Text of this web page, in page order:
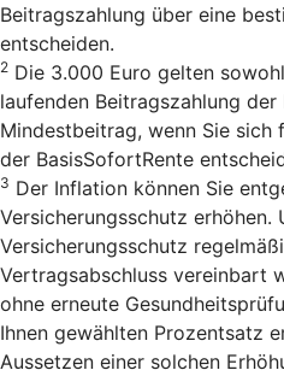
Beitragszahlung über eine
entscheiden.
2 Die 3.000 Euro gelten
laufenden Beitragszahlung der
Mindestbeitrag, wenn Sie sich
der BasisSofortRente
3 Der Inflation können Sie
Versicherungsschutz erhöhen.
Versicherungsschutz
Vertragsabschluss vereinbart
ohne erneute
Ihnen gewählten Prozentsatz
Aussetzen einer solchen